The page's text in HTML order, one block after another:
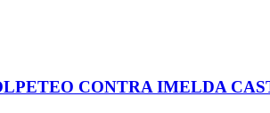
CONTRA IMELDA